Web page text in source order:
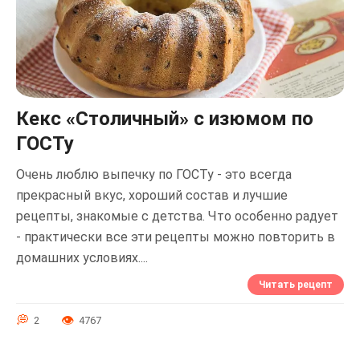
Кекс «Столичный» с изюмом по
ГОСТу
Очень люблю выпечку по ГОСТу - это всегда
прекрасный вкус, хороший состав и лучшие
рецепты, знакомые с детства. Что особенно радует
- практически все эти рецепты можно повторить в
домашних условиях....
Читать рецепт
2 4767